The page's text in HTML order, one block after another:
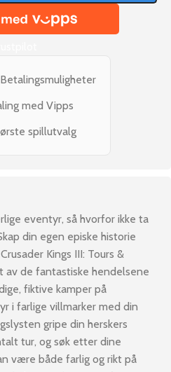
med Vipps
spillutvalg
eventyr, så hvorfor ikke ta
din egen episke historie
Kings III: Tours &
de fantastiske hendelsene
fiktive kamper på
i farlige villmarker med din
gripe din herskers
tur, og søk etter dine
være både farlig og rikt på